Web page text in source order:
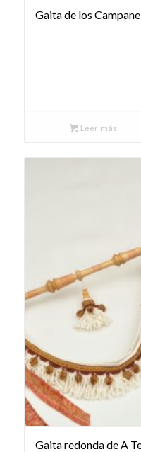
Gaita de los
Leer más
Gaita redonda de A